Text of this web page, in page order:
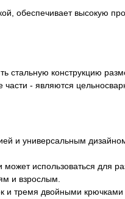
обеспечивает высокую
стальную конструкцию
- являются
и универсальным
использоваться для
и взрослым.
и тремя двойными